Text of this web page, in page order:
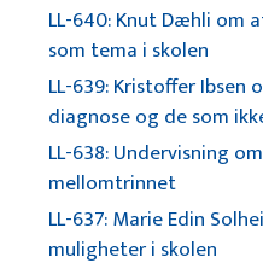
LL-640: Knut Dæhli om
som tema i skolen
LL-639: Kristoffer Ibsen
diagnose og de som
LL-638: Undervisning
mellomtrinnet
LL-637: Marie Edin
muligheter i skolen